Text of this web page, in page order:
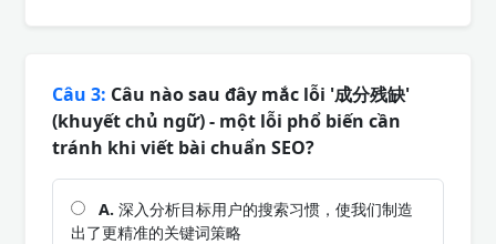
Câu 3: Câu nào sau đây mắc lỗi '成分残缺'
(khuyết chủ ngữ) - một lỗi phổ biến cần
tránh khi viết bài chuẩn SEO?
A. 深入分析目标用户的搜索习惯，使我们制造
出了更精准的关键词策略